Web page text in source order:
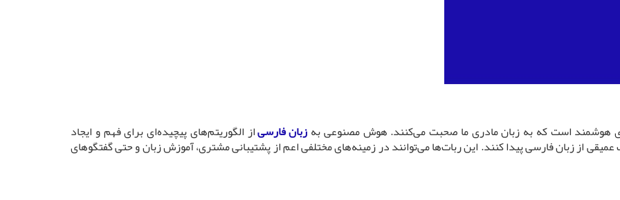
زبان فارسیاز الگوریتم‌های پیچیده‌ای برای فهم و ایجاد
از زبان فارسی پیدا کنند. این ربات‌ها می‌توانند در زمینه‌های مختلفی اعم از پشتیبانی مشتری، آموزش زبان و حتی گفتگوهای